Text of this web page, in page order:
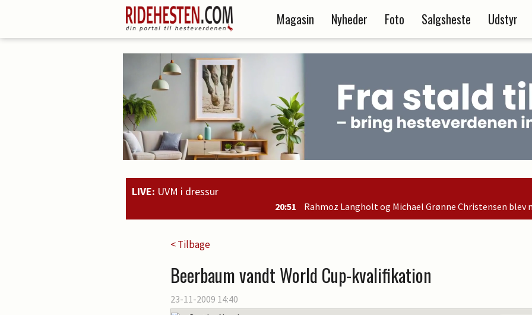
Magasin Nyheder Foto Salgsheste Udstyr
LIVE: UVM i dressur
Rahmoz Langholt og Michael Grønne Christensen blev nr. 2 i B-finalen og
< Tilbage
Beerbaum vandt World Cup-kvalifikation
23-11-2009 14:40